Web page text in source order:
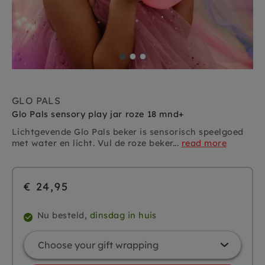
GLO PALS
Glo Pals sensory play jar roze 18 mnd+
Lichtgevende Glo Pals beker is sensorisch speelgoed
met water en licht. Vul de roze beker... read more
€ 24,95
Nu besteld, dinsdag in huis